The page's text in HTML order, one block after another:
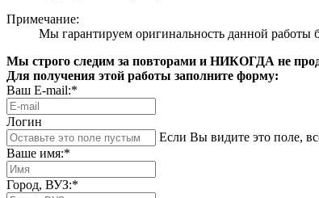
Примечание:
Мы гарантируем оригинальность данной работы
Мы строго следим за повторами и НИКОГДА не
Для получения этой работы заполните форму:
Ваш E-mail:*
Логин
Если Вы видите это поле,
Ваше имя:*
Город, ВУЗ:*